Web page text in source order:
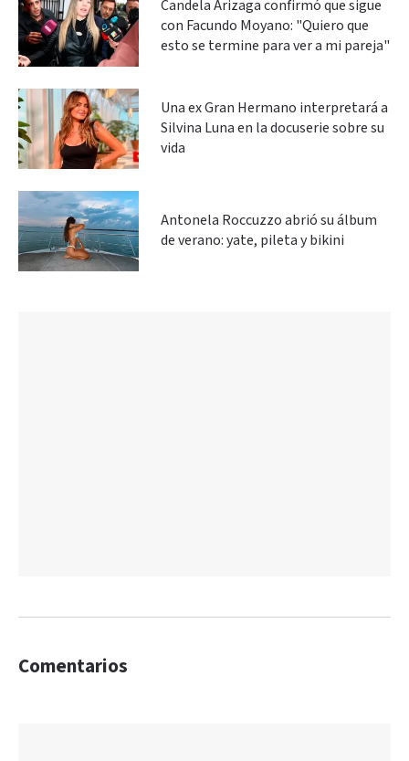
Candela Arizaga confirmó que sigue
con Facundo Moyano: "Quiero que
esto se termine para ver a mi pareja"
Una ex Gran Hermano interpretará a
Silvina Luna en la docuserie sobre su
vida
Antonela Roccuzzo abrió su álbum
de verano: yate, pileta y bikini
Comentarios